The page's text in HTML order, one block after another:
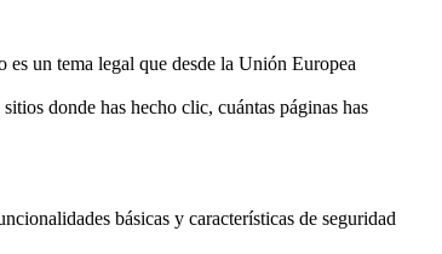
es un tema legal que desde la Unión Europea
donde has hecho clic, cuántas páginas has
básicas y características de seguridad